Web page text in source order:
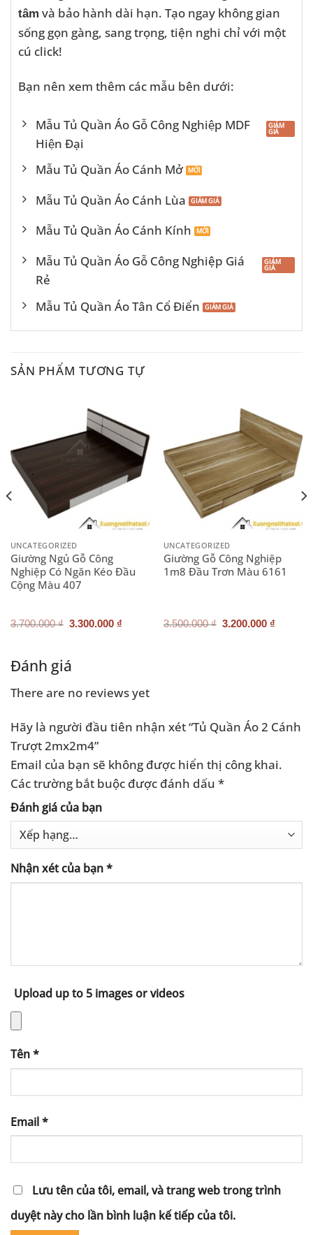
tâm và bảo hành dài hạn. Tạo ngay không gian
sống gọn gàng, sang trọng, tiện nghi chỉ với một
cú click!
Bạn nên xem thêm các mẫu bên dưới:
Mẫu Tủ Quần Áo Gỗ Công Nghiệp MDF
Hiện Đại
Mẫu Tủ Quần Áo Cánh Mở
Mẫu Tủ Quần Áo Cánh Lùa
Mẫu Tủ Quần Áo Cánh Kính
Mẫu Tủ Quần Áo Gỗ Công Nghiệp Giá
Rẻ
Mẫu Tủ Quần Áo Tân Cổ Điển
SẢN PHẨM TƯƠNG TỰ
UNCATEGORIZED
Giường Ngủ Gỗ Công
Nghiệp Có Ngăn Kéo Đầu
Cộng Màu 407
3.700.000₫ Giá
3.300.000 ₫
UNCATEGORIZED
Giường Gỗ Công Nghiệp
1m8 Đầu Trơn Màu 6161
3.500.000₫ Giá
3.200.000 ₫
₫.
Đánh giá
There are no reviews yet
Hãy là người đầu tiên nhận xét “Tủ Quần Áo 2 Cánh
Trượt 2mx2m4”
Email của bạn sẽ không được hiển thị công khai.
Các trường bắt buộc được đánh dấu *
Đánh giá của bạn
Nhận xét của bạn*
Upload up to 5 images or videos
Tên*
Email*
Lưu tên của tôi, email, và trang web trong trình
duyệt này cho lần bình luận kế tiếp của tôi.